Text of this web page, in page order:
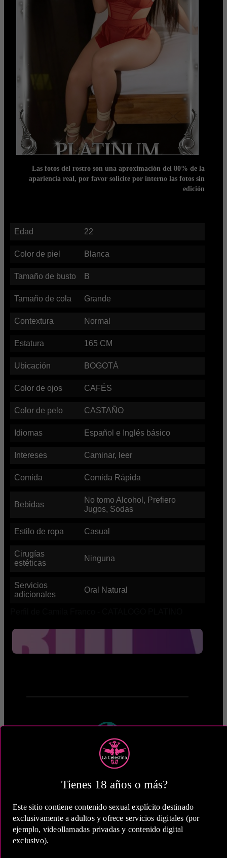
Tienes 18 años o más?
Este sitio contiene contenido sexual explícito destinado
exclusivamente a adultos y ofrece servicios digitales (por
ejemplo, videollamadas privadas y contenido digital
exclusivo).
Las fotos del rostro son una aproximación del 80% de la
apariencia real, por favor solicite por interno las fotos sin
edición
Edad 22
Color de piel Blanca
Tamaño de busto B
Tamaño de cola Grande
Contextura Normal
Estatura 165 CM
Ubicación BOGOTÁ
Color de ojos CAFÉS
Color de pelo CASTAÑO
Idiomas Español e Inglés básico
Intereses Caminar, leer
Comida Comida Rápida
Bebidas
No tomo Alcohol, Prefiero
Jugos, Sodas
Estilo de ropa Casual
Cirugías
estéticas
Ninguna
Servicios
adicionales
Oral Natural
1 Hora
COP 500,000.00